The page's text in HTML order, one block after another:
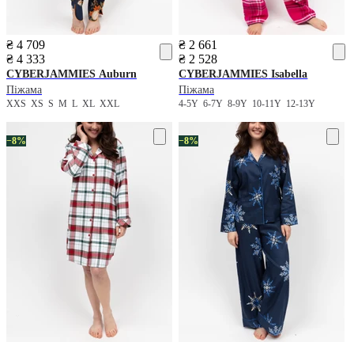
₴ 4 709
₴ 4 333
CYBERJAMMIES Auburn
Піжама
XXS XS S M L XL XXL
₴ 2 661
₴ 2 528
CYBERJAMMIES Isabella
Піжама
4-5Y6-7Y8-9Y 10-11Y 12-13Y
−8% −8%